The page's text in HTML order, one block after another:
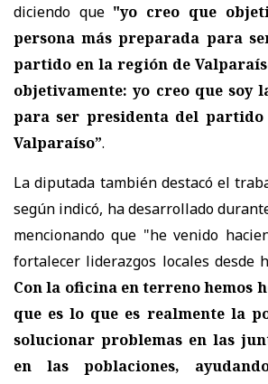
diciendo que"yo creo que
persona más preparada para
partido en la región de
objetivamente: yo creo que soy
para ser presidenta del
Valparaíso”.
La diputada también destacó el
según indicó, ha desarrollado
mencionando que "he venido
fortalecer liderazgos locales desde
Con la oficina en terreno hemos
que es lo que es realmente la
solucionar problemas en las
en las poblaciones,